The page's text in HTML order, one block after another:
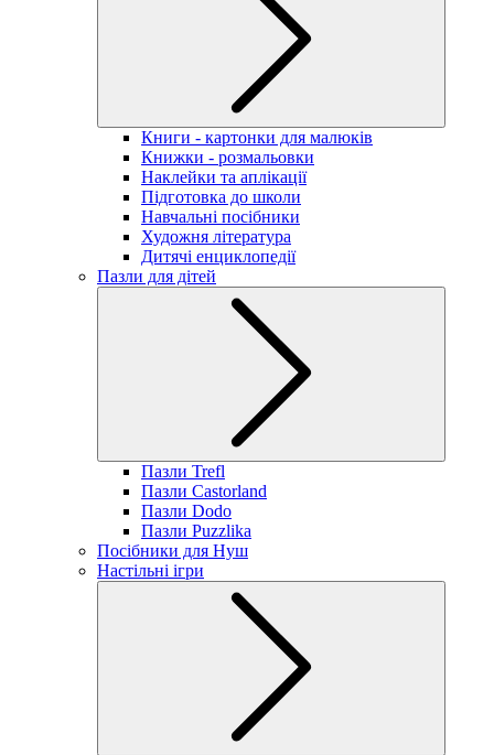
Книги - картонки для малюків
Книжки - розмальовки
Наклейки та аплікації
Підготовка до школи
Навчальні посібники
Художня література
Дитячі енциклопедії
Пазли для дітей
Пазли Trefl
Пазли Castorland
Пазли Dodo
Пазли Puzzlika
Посібники для Нуш
Настільні ігри